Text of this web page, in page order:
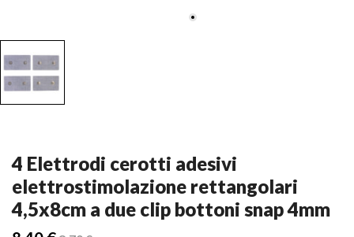
4 Elettrodi cerotti adesivi
elettrostimolazione rettangolari
4,5x8cm a due clip bottoni snap 4mm